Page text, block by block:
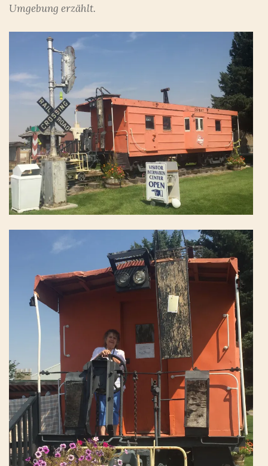
Umgebung erzählt.